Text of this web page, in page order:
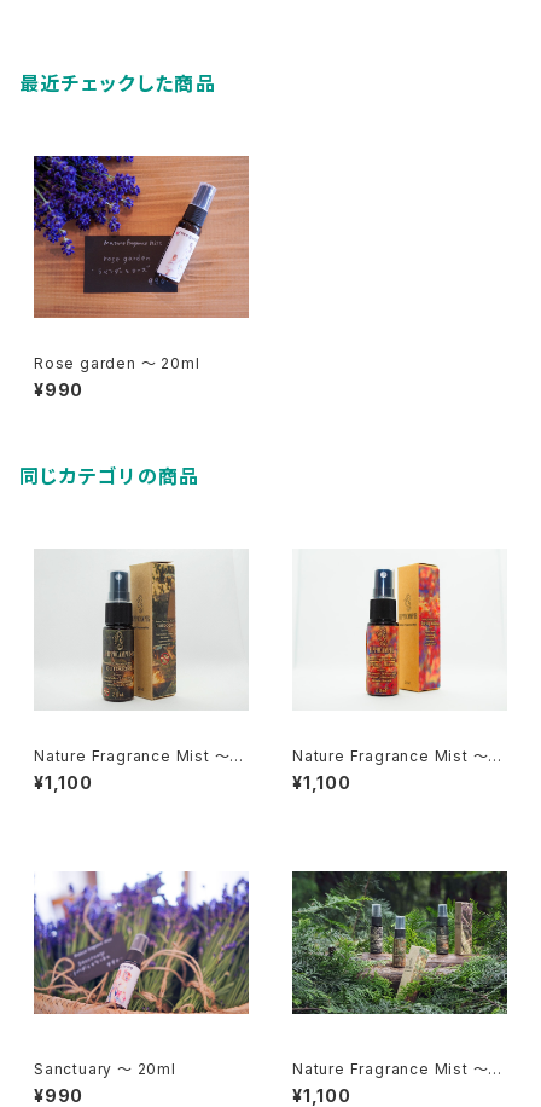
最近チェックした商品
Rose garden ～ 20ml
¥990
同じカテゴリの商品
Nature Fragrance Mist ～O
UTDOOR Blend～ 20ml
¥1,100
Nature Fragrance Mist ～S
pring Blend～ 20ml
¥1,100
Sanctuary ～ 20ml
¥990
Nature Fragrance Mist ～A
utumn Blend～ 20ml
¥1,100